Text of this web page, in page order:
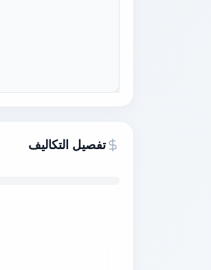
تفصيل التكاليف